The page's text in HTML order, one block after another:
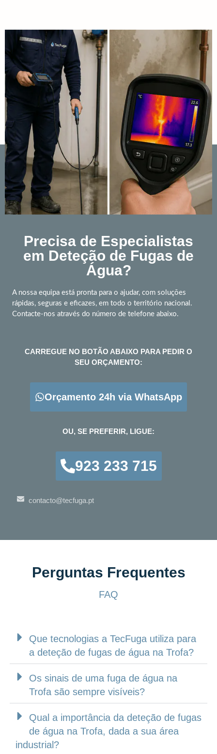
Precisa de Especialistas
em Deteção de Fugas de
Água?
A nossa equipa está pronta para o ajudar, com soluções
rápidas, seguras e eficazes, em todo o território nacional.
Contacte-nos através do número de telefone abaixo.
CARREGUE NO BOTÃO ABAIXO PARA PEDIR O
SEU ORÇAMENTO:
Orçamento 24h via WhatsApp
OU, SE PREFERIR, LIGUE:
923 233 715
contacto@tecfuga.pt
Perguntas Frequentes
FAQ
Que tecnologias a TecFuga utiliza para
a deteção de fugas de água na Trofa?
Os sinais de uma fuga de água na
Trofa são sempre visíveis?
Qual a importância da deteção de fugas
de água na Trofa, dada a sua área
industrial?